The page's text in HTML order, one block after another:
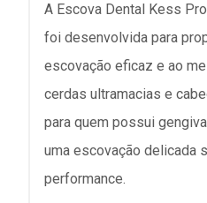
A Escova Dental Kess
foi desenvolvida para
escovação eficaz e ao
cerdas ultramacias e
para quem possui
uma escovação delicada
performance.